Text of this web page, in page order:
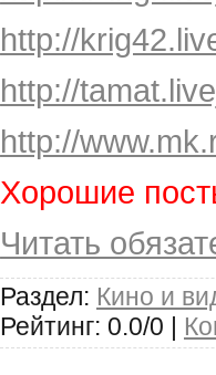
http://
http://
http://
Хорошие
Читать
Раздел: Кино и
Рейтинг: 0.0/0 |